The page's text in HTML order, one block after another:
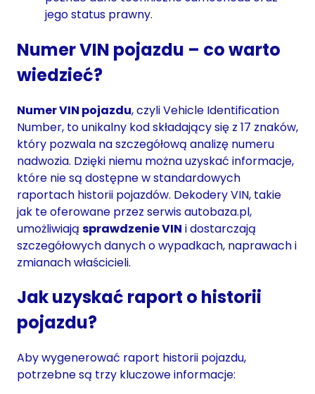
jego status prawny.
Numer VIN pojazdu – co warto
wiedzieć?
Numer VIN pojazdu, czyli Vehicle Identification
Number, to unikalny kod składający się z 17 znaków,
który pozwala na szczegółową analizę numeru
nadwozia. Dzięki niemu można uzyskać informacje,
które nie są dostępne w standardowych
raportach historii pojazdów. Dekodery VIN, takie
jak te oferowane przez serwis autobaza.pl,
umożliwiają sprawdzenie VIN i dostarczają
szczegółowych danych o wypadkach, naprawach i
zmianach właścicieli.
Jak uzyskać raport o historii
pojazdu?
Aby wygenerować raport historii pojazdu,
potrzebne są trzy kluczowe informacje: